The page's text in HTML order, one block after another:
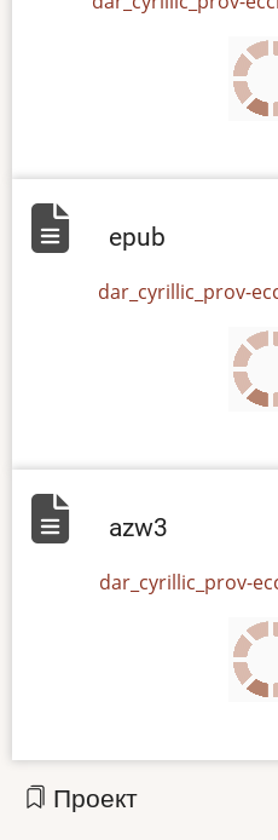
epub
dar_cyrillic_prov-
azw3
dar_cyrillic_prov-
Проект